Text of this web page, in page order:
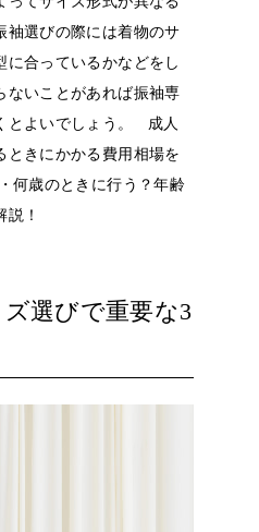
袖選びの際には着物のサ
に合っているかなどをし
ないことがあれば振袖専
よいでしょう。
成人
ときにかかる費用相場を
何歳のときに行う？年齢
！
選びで重要な3